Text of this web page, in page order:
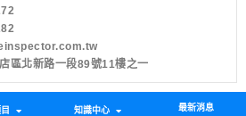
區北新路一段89號11樓之一
知識中心 最新消息